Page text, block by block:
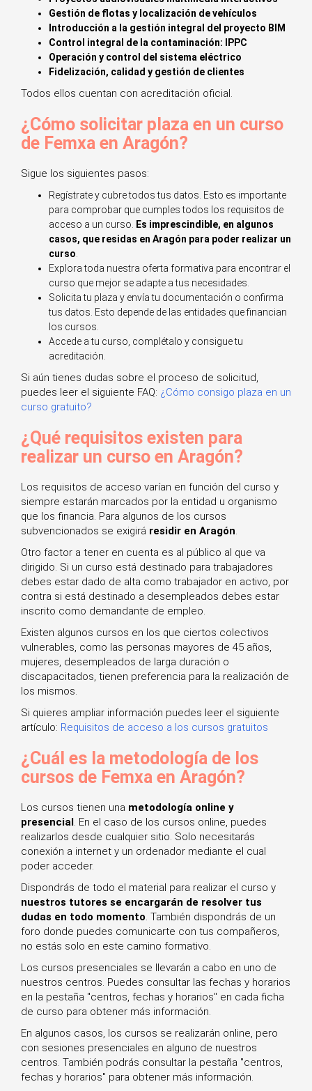
Gestión de flotas y localización de vehículos
Introducción a la gestión integral del proyecto BIM
Control integral de la contaminación: IPPC
Operación y control del sistema eléctrico
Fidelización, calidad y gestión de clientes
Todos ellos cuentan con acreditación oficial.
¿Cómo solicitar plaza en un curso
de Femxa en Aragón?
Sigue los siguientes pasos:
Regístrate y cubre todos tus datos. Esto es importante
para comprobar que cumples todos los requisitos de
acceso a un curso.
Es imprescindible, en algunos
casos, que residas en Aragón para poder realizar un
curso
Explora toda nuestra oferta formativa para encontrar el
curso que mejor se adapte a tus necesidades.
Solicita tu plaza y envía tu documentación o confirma
tus datos. Esto depende de las entidades que financian
los cursos.
Accede a tu curso, complétalo y consigue tu
acreditación.
Si aún tienes dudas sobre el proceso de solicitud,
puedes leer el siguiente FAQ: ¿Cómo consigo plaza en un
curso gratuito?
¿Qué requisitos existen para
realizar un curso en Aragón?
Los requisitos de acceso varían en función del curso y
siempre estarán marcados por la entidad u organismo
que los financia. Para algunos de los cursos
subvencionados se exigirá residir en Aragón.
Otro factor a tener en cuenta es al público al que va
dirigido. Si un curso está destinado para trabajadores
debes estar dado de alta como trabajador en activo, por
contra si está destinado a desempleados debes estar
inscrito como demandante de empleo.
Existen algunos cursos en los que ciertos colectivos
vulnerables, como las personas mayores de 45 años,
mujeres, desempleados de larga duración o
discapacitados, tienen preferencia para la realización de
los mismos.
Si quieres ampliar información puedes leer el siguiente
artículo: Requisitos de acceso a los cursos gratuitos
¿Cuál es la metodología de los
cursos de Femxa en Aragón?
Los cursos tienen una metodología online y
presencial. En el caso de los cursos online, puedes
realizarlos desde cualquier sitio. Solo necesitarás
conexión a internet y un ordenador mediante el cual
poder acceder.
Dispondrás de todo el material para realizar el curso y
nuestros tutores se encargarán de resolver tus
dudas en todo momento. También dispondrás de un
foro donde puedes comunicarte con tus compañeros,
no estás solo en este camino formativo.
Los cursos presenciales se llevarán a cabo en uno de
nuestros centros. Puedes consultar las fechas y horarios
en la pestaña "centros, fechas y horarios" en cada ficha
de curso para obtener más información.
En algunos casos, los cursos se realizarán online, pero
con sesiones presenciales en alguno de nuestros
centros. También podrás consultar la pestaña "centros,
fechas y horarios" para obtener más información.